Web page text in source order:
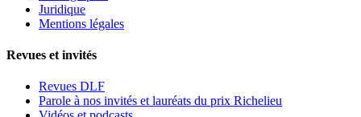
Juridique
Mentions légales
Revues et invités
Revues DLF
Parole à nos invités et lauréats du prix Richelieu